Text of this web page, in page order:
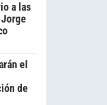
a las
el
de